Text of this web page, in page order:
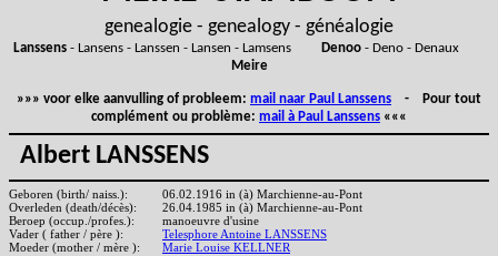
genealogie - genealogy - généalogie
Lanssens- Lansens - Lanssen - Lansen - Lamsens Denoo- Deno - Denaux
Meire
»»» voor elke aanvulling of probleem: mail naar Paul Lanssens - Pour tout
complément ou problème: mail à Paul Lanssens «««
Albert LANSSENS
Geboren (birth/ naiss.):
06.02.1916 in (à) Marchienne-au-Pont
Overleden (death/décès):
26.04.1985 in (à) Marchienne-au-Pont
Beroep (occup./profes.):
manoeuvre d'usine
Vader ( father / père ):
Telesphore Antoine LANSSENS
Moeder (mother / mère ):
Marie Louise KELLNER